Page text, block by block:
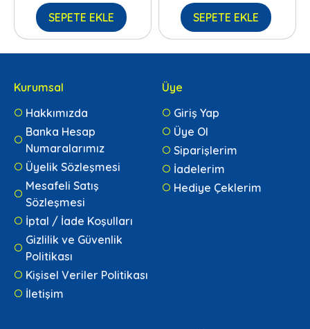
SEPETE EKLE
SEPETE EKLE
Kurumsal
Hakkımızda
Banka Hesap
Numaralarımız
Üyelik Sözleşmesi
Mesafeli Satış
Sözleşmesi
İptal / İade Koşulları
Gizlilik ve Güvenlik
Politikası
Kişisel Veriler Politikası
İletişim
Üye
Giriş Yap
Üye Ol
Siparişlerim
İadelerim
Hediye Çeklerim